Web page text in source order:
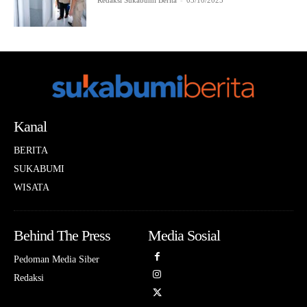
Kanal
BERITA
SUKABUMI
WISATA
Behind The Press
Pedoman Media Siber
Redaksi
Media Sosial